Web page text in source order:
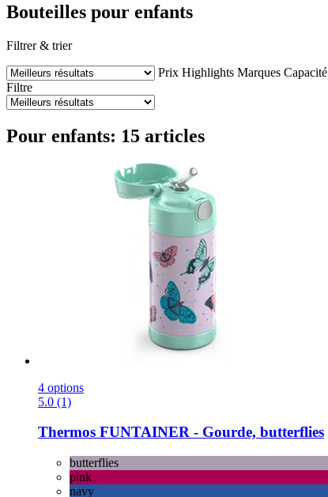
Bouteilles pour enfants
Filtrer & trier
Prix Highlights Marques Capacité
Filtre
Pour enfants: 15 articles
4 options
5.0 (1)
Thermos FUNTAINER -​ Gourde, butterflies
butterflies
pink
navy